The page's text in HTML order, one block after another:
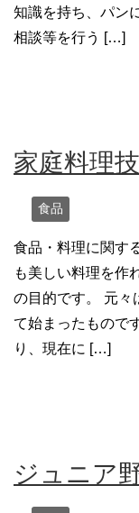
知識を持ち、パン
相談等を行う […]
家庭料理
食品
食品・料理に関す
も美しい料理を作
の目的です。 元々
て始まったもので
り、現在に […]
ジュニア